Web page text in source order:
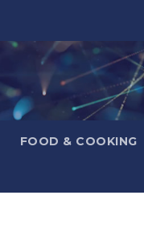
FOOD & COOKING